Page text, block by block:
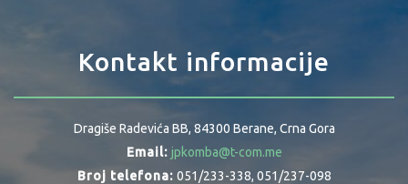
Kontakt informacije
Dragiše Radevića BB, 84300 Berane, Crna Gora
Email: jpkomba@t-com.me
Broj telefona: 051/233-338, 051/237-098